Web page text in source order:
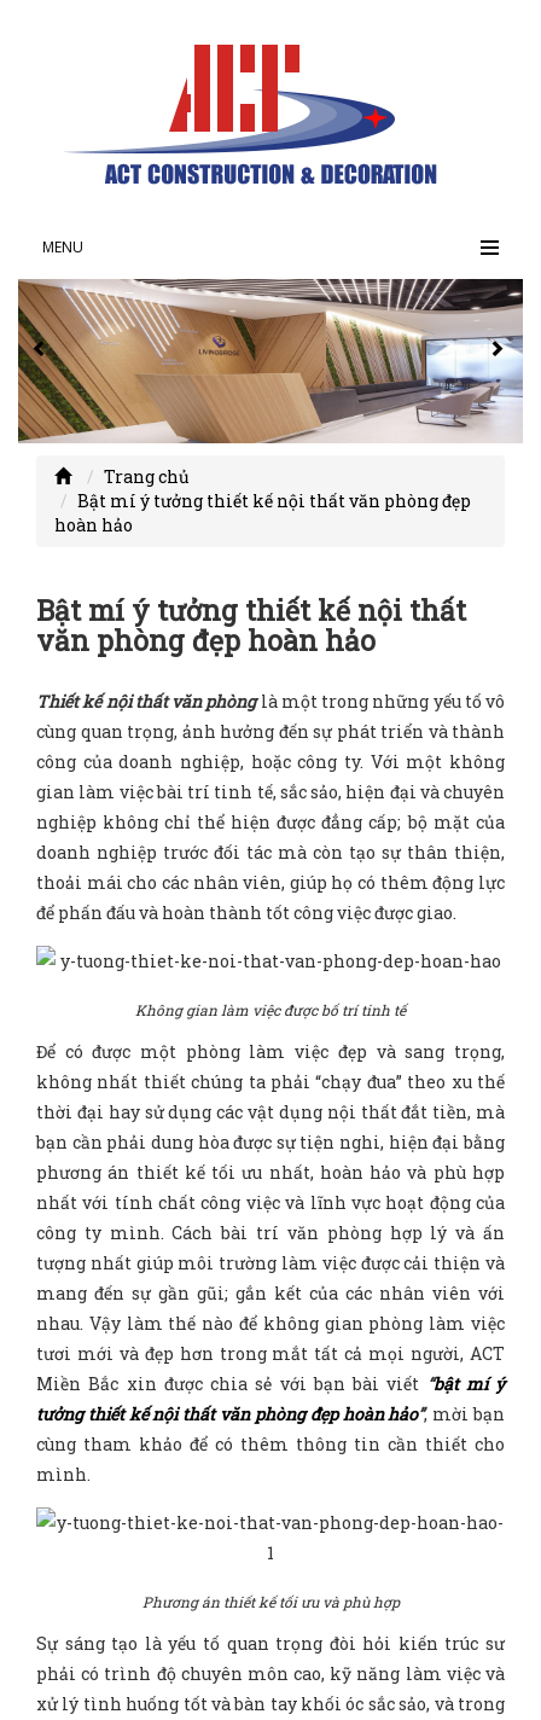
MENU
Trang chủ
Bật mí ý tưởng thiết kế nội thất văn phòng đẹp
hoàn hảo
Bật mí ý tưởng thiết kế nội thất
văn phòng đẹp hoàn hảo
Thiết kế nội thất văn phònglà một trong những yếu tố vô
cùng quan trọng, ảnh hưởng đến sự phát triển và thành
công của doanh nghiệp, hoặc công ty. Với một không
gian làm việc bài trí tinh tế, sắc sảo, hiện đại và chuyên
nghiệp không chỉ thể hiện được đẳng cấp; bộ mặt của
doanh nghiệp trước đối tác mà còn tạo sự thân thiện,
thoải mái cho các nhân viên, giúp họ có thêm động lực
để phấn đấu và hoàn thành tốt công việc được giao.
Không gian làm việc được bố trí tinh tế
Để có được một phòng làm việc đẹp và sang trọng,
không nhất thiết chúng ta phải “chạy đua” theo xu thế
thời đại hay sử dụng các vật dụng nội thất đắt tiền, mà
bạn cần phải dung hòa được sự tiện nghi, hiện đại bằng
phương án thiết kế tối ưu nhất, hoàn hảo và phù hợp
nhất với tính chất công việc và lĩnh vực hoạt động của
công ty mình. Cách bài trí văn phòng hợp lý và ấn
tượng nhất giúp môi trường làm việc được cải thiện và
mang đến sự gần gũi; gắn kết của các nhân viên với
nhau. Vậy làm thế nào để không gian phòng làm việc
tươi mới và đẹp hơn trong mắt tất cả mọi người, ACT
Miền Bắc xin được chia sẻ với bạn bài viết “bật mí ý
tưởng thiết kế nội thất văn phòng đẹp hoàn hảo”, mời bạn
cùng tham khảo để có thêm thông tin cần thiết cho
mình.
Phương án thiết kế tối ưu và phù hợp
Sự sáng tạo là yếu tố quan trọng đòi hỏi kiến trúc sư
phải có trình độ chuyên môn cao, kỹ năng làm việc và
xử lý tình huống tốt và bàn tay khối óc sắc sảo, và trong